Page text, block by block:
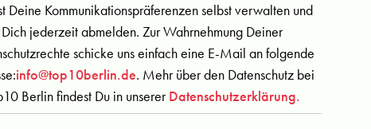
Deine Kommunikationspräferenzen selbst verwalten und
Dich jederzeit abmelden. Zur Wahrnehmung Deiner
schicke uns einfach eine E-Mail an folgende
info@top10berlin.de. Mehr über den Datenschutz bei
Berlin findest Du in unsererDatenschutzerklärung.